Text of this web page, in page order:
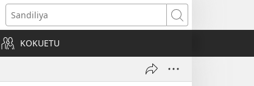
Sandiliya
KOKUETU